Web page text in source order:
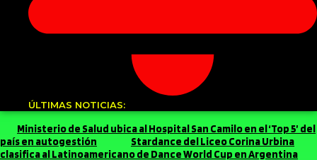
ÚLTIMAS NOTICIAS:
Ministerio de Salud ubica al Hospital San Camilo en el ‘Top 5’ del
país en autogestión
Stardance del Liceo Corina Urbina
clasifica al Latinoamericano de Dance World Cup en Argentina